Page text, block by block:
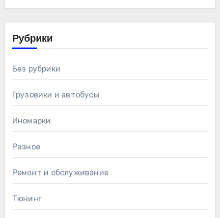
Рубрики
Без рубрики
Грузовики и автобусы
Иномарки
Разное
Ремонт и обслуживание
Тюнинг